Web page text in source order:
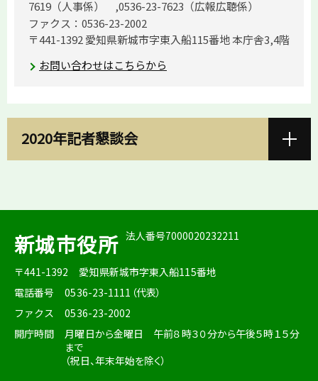
7619（人事係） ,0536-23-7623（広報広聴係）
ファクス：0536-23-2002
〒441-1392 愛知県新城市字東入船115番地 本庁舎3,4階
お問い合わせはこちらから
2020年記者懇談会
新城市役所 法人番号7000020232211
〒441-1392
愛知県新城市字東入船115番地
電話番号
0536-23-1111（代表）
ファクス
0536-23-2002
開庁時間
月曜日から金曜日 午前８時３０分から午後５時１５分
まで
（祝日、年末年始を除く）